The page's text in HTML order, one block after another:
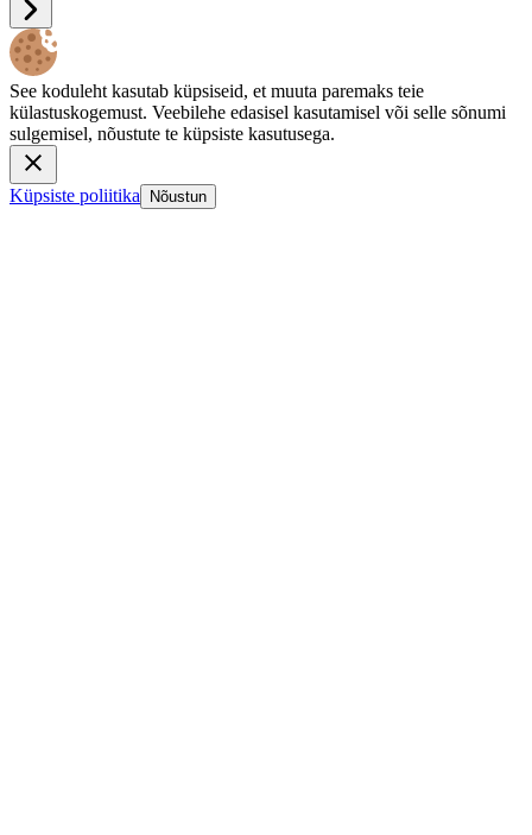
See koduleht kasutab küpsiseid, et muuta paremaks teie
külastuskogemust. Veebilehe edasisel kasutamisel või selle sõnumi
sulgemisel, nõustute te küpsiste kasutusega.
Küpsiste poliitika Nõustun